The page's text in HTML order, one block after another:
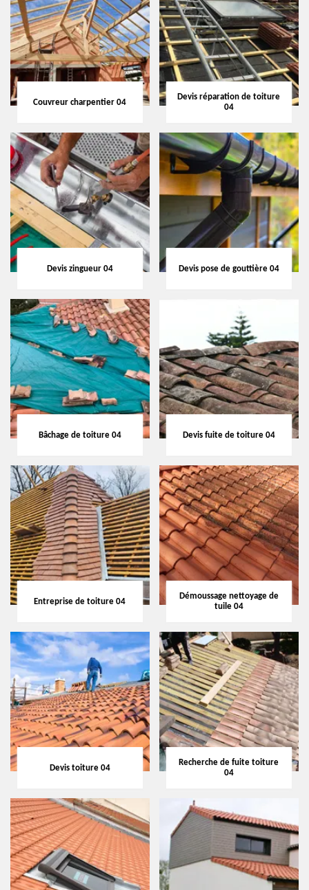
Couvreur charpentier 04
Devis réparation de toiture
04
Devis zingueur 04 Devis pose de gouttière 04
Bâchage de toiture 04 Devis fuite de toiture 04
Entreprise de toiture 04
Démoussage nettoyage de
tuile 04
Devis toiture 04
Recherche de fuite toiture
04